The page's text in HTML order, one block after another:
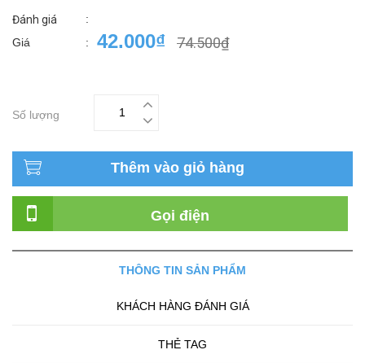
Đánh giá
:
Giá
: 42.000₫ 74.500₫
Số lượng
Thêm vào giỏ hàng
Gọi điện
THÔNG TIN SẢN PHẨM
KHÁCH HÀNG ĐÁNH GIÁ
THẺ TAG